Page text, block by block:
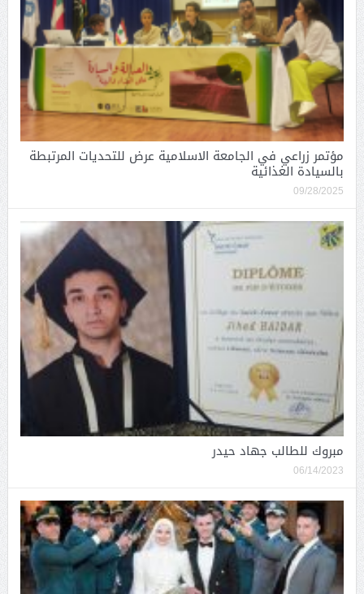
مؤتمر زراعي في الجامعة الاسلامية عرض للتحديات المرتبطة
بالسيادة الغذائية
09/28/2025
مبروك للطالب جهاد حيدر
06/14/2023